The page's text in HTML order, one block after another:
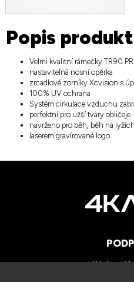
Popis
Velmi kvalitní rámečky TR90
nastavitelná nosní opěrka
zrcadlové zorníky Xcvision s
100% UV ochrana
Systém cirkulace vzduchu
perfektní pro užší tvary obličeje
navrženo pro běh, běh na
laserem gravírované logo
Kde koupit